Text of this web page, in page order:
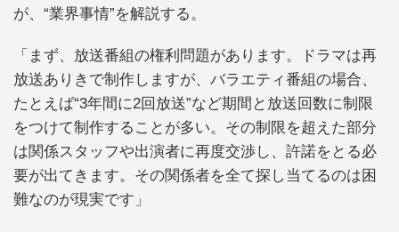
が、“業界事情”を解説する。
「まず、放送番組の権利問題があります。ドラマは再
放送ありきで制作しますが、バラエティ番組の場合、
たとえば“3年間に2回放送”など期間と放送回数に制限
をつけて制作することが多い。その制限を超えた部分
は関係スタッフや出演者に再度交渉し、許諾をとる必
要が出てきます。その関係者を全て探し当てるのは困
難なのが現実です」